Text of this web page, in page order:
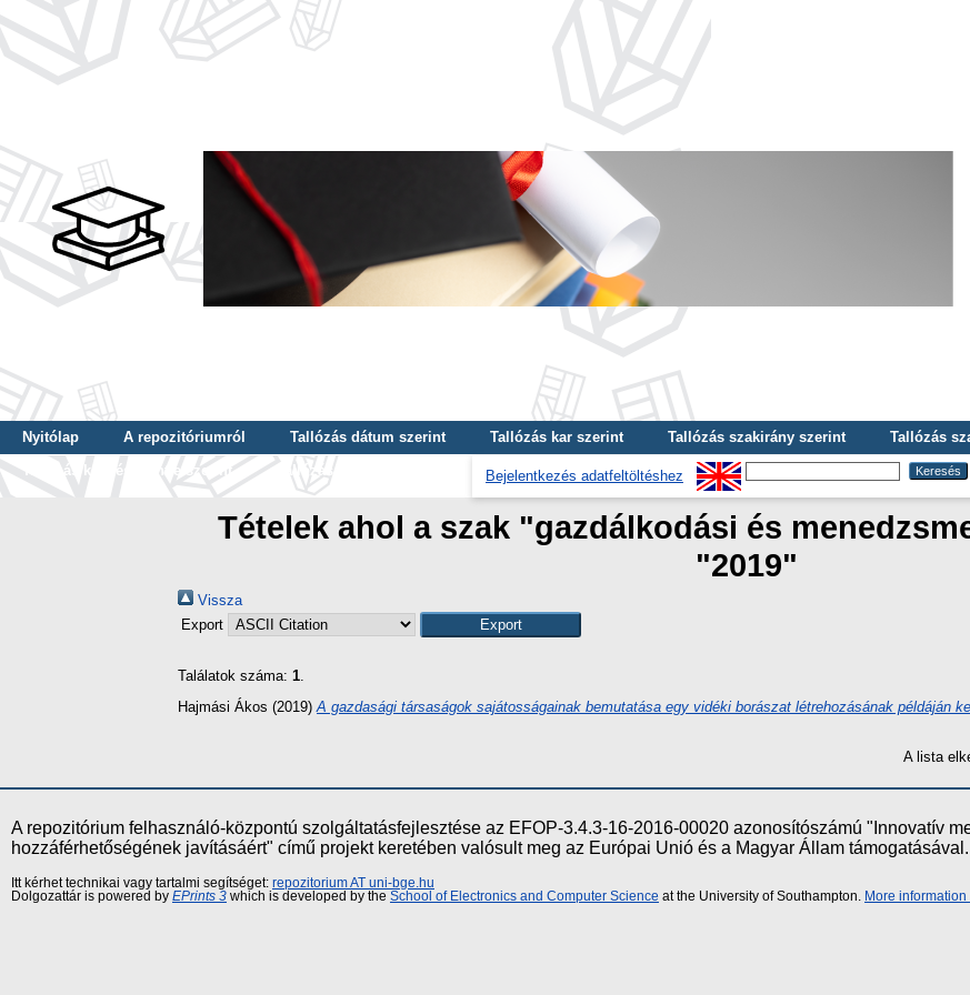
Nyitólap A repozitóriumról Tallózás dátum szerint Tallózás kar szerint Tallózás szakirány szerint Tallózás
Tallózás képzés szintje szerint
Tallózás kulcsszó szerint Bejelentkezés adatfeltöltéshez
Tételek ahol a szak "gazdálkodási és
"2019"
Vissza
Export
Találatok száma: 1.
Hajmási Ákos (2019) A gazdasági társaságok sajátosságainak bemutatása egy vidéki borászat létrehozásának példáján
A lista
A repozitórium felhasználó-központú szolgáltatásfejlesztése az EFOP-3.4.3-16-2016-00020 azonosítószámú "Innovatív
hozzáférhetőségének javításáért" című projekt keretében valósult meg az Európai Unió és a Magyar Állam támogatásával.
Itt kérhet technikai vagy tartalmi segítséget: repozitorium AT uni-bge.hu
Dolgozattár is powered by EPrints 3 which is developed by the School of Electronics and Computer Science at the University of Southampton. More